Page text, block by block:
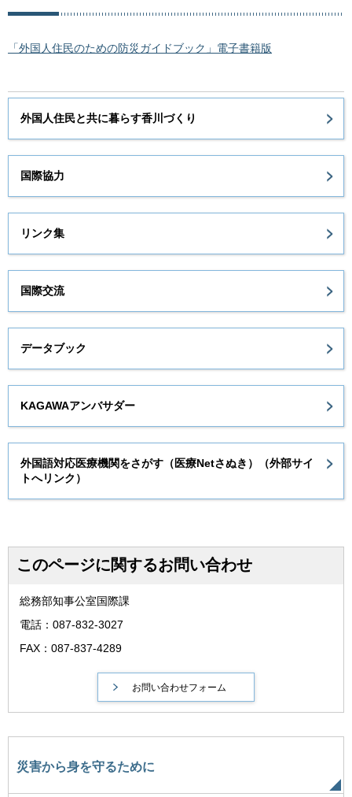
「外国人住民のための防災ガイドブック」電子書籍版
外国人住民と共に暮らす香川づくり
国際協力
リンク集
国際交流
データブック
KAGAWAアンバサダー
外国語対応医療機関をさがす（医療Netさぬき）（外部サイ
トへリンク）
このページに関するお問い合わせ
総務部知事公室国際課
電話：087-832-3027
FAX：087-837-4289
災害から身を守るために